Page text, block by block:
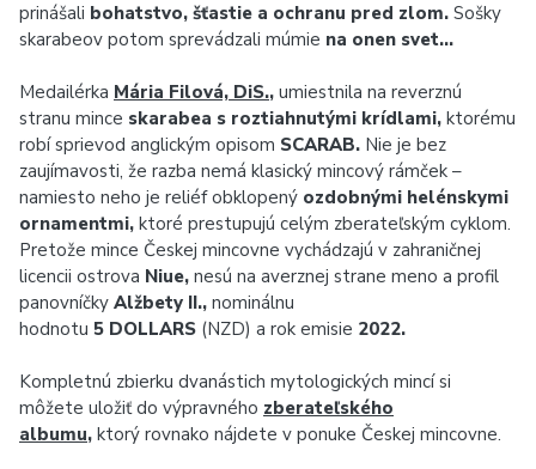
prinášali bohatstvo, šťastie a ochranu pred zlom. Sošky
skarabeov potom sprevádzali múmie na onen svet…
Medailérka Mária Filová, DiS., umiestnila na reverznú
stranu mince skarabea s roztiahnutými krídlami, ktorému
robí sprievod anglickým opisom SCARAB. Nie je bez
zaujímavosti, že razba nemá klasický mincový rámček –
namiesto neho je reliéf obklopený ozdobnými helénskymi
ornamentmi, ktoré prestupujú celým zberateľským cyklom.
Pretože mince Českej mincovne vychádzajú v zahraničnej
licencii ostrova Niue, nesú na averznej strane meno a profil
panovníčky Alžbety II., nominálnu
hodnotu 5 DOLLARS (NZD) a rok emisie 2022.
Kompletnú zbierku dvanástich mytologických mincí si
môžete uložiť do výpravného zberateľského
albumu, ktorý rovnako nájdete v ponuke Českej mincovne.